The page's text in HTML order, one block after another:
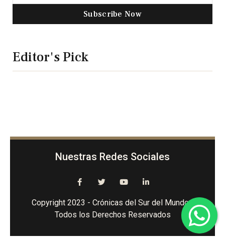
Subscribe Now
Editor's Pick
Nuestras Redes Sociales
Copyright 2023 - Crónicas del Sur del Mundo -
Todos los Derechos Reservados